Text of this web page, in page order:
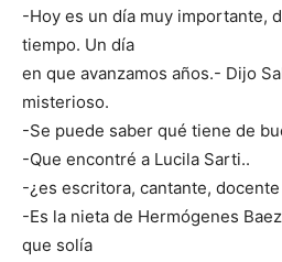
-Hoy es un día muy importante,
tiempo. Un día
en que avanzamos años.- Dijo
misterioso.
-Se puede saber qué tiene de
-Que encontré a Lucila Sarti..
-¿es escritora, cantante, docente
-Es la nieta de Hermógenes
que solía